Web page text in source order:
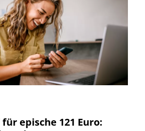
für epische 121 Euro: